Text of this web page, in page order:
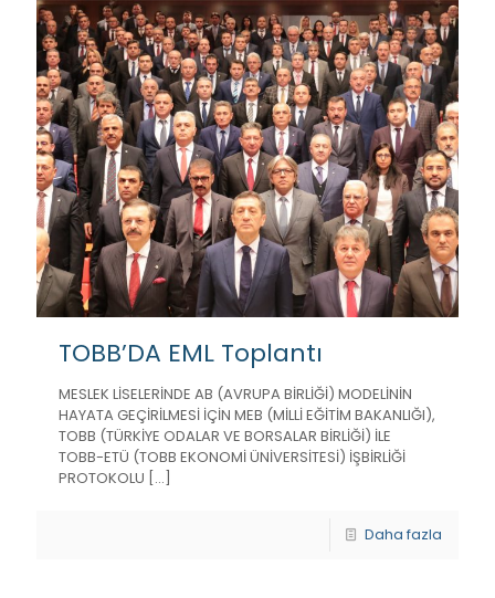
TOBB’DA EML Toplantı
MESLEK LİSELERİNDE AB (AVRUPA BİRLİĞİ) MODELİNİN
HAYATA GEÇİRİLMESİ İÇİN MEB (MİLLİ EĞİTİM BAKANLIĞI),
TOBB (TÜRKİYE ODALAR VE BORSALAR BİRLİĞİ) İLE
TOBB-ETÜ (TOBB EKONOMİ ÜNİVERSİTESİ) İŞBİRLİĞİ
PROTOKOLU […]
Daha fazla